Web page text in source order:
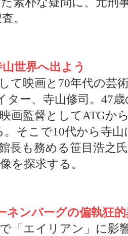
。
世界へ出よう
て映画と70年代の芸
ター、寺山修司。47
画監督としてATGか
。そこで10代から寺
長も務める笹目浩之
を探求する。
ネンバーグの偏執狂
で「エイリアン」に影